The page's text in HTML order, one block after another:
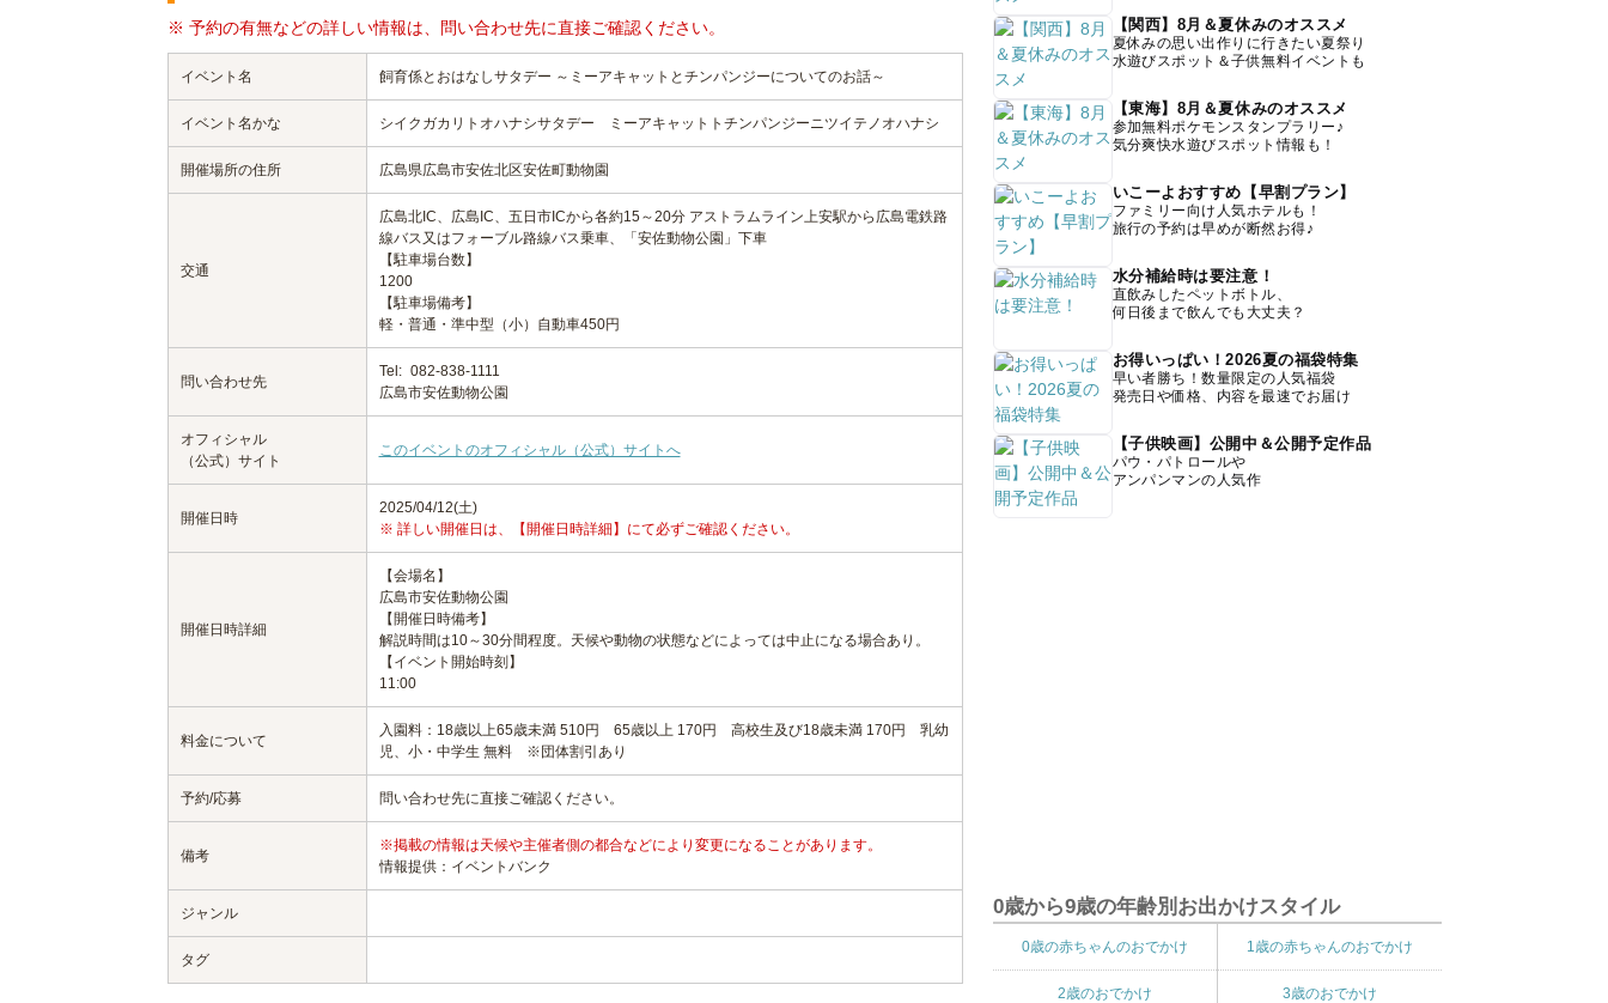
※ 予約の有無などの詳しい情報は、問い合わせ先に直接ご確認ください。
イベント名 飼育係とおはなしサタデー ～ミーアキャットとチンパンジーについてのお話～
イベント名かな シイクガカリトオハナシサタデー ミーアキャットトチンパンジーニツイテノオハナシ
開催場所の住所 広島県広島市安佐北区安佐町動物園
交通
広島北IC、広島IC、五日市ICから各約15～20分 アストラムライン上安駅から広島電鉄路
線バス又はフォーブル路線バス乗車、「安佐動物公園」下車
【駐車場台数】
1200
【駐車場備考】
軽・普通・準中型（小）自動車450円
問い合わせ先
Tel: 082-838-1111
広島市安佐動物公園
オフィシャル
（公式）サイト
このイベントのオフィシャル（公式）サイトへ
開催日時
2025/04/12(土)
※ 詳しい開催日は、【開催日時詳細】にて必ずご確認ください。
開催日時詳細
【会場名】
広島市安佐動物公園
【開催日時備考】
解説時間は10～30分間程度。天候や動物の状態などによっては中止になる場合あり。
【イベント開始時刻】
11:00
料金について
入園料：18歳以上65歳未満 510円 65歳以上 170円 高校生及び18歳未満 170円 乳幼
児、小・中学生 無料 ※団体割引あり
予約/応募 問い合わせ先に直接ご確認ください。
備考
※掲載の情報は天候や主催者側の都合などにより変更になることがあります。
情報提供：イベントバンク
ジャンル
タグ
【関西】8月＆夏休みのオススメ
夏休みの思い出作りに行きたい夏祭り
水遊びスポット＆子供無料イベントも
【東海】8月＆夏休みのオススメ
参加無料ポケモンスタンプラリー♪
気分爽快水遊びスポット情報も！
いこーよおすすめ【早割プラン】
ファミリー向け人気ホテルも！
旅行の予約は早めが断然お得♪
水分補給時は要注意！
直飲みしたペットボトル、
何日後まで飲んでも大丈夫？
お得いっぱい！2026夏の福袋特集
早い者勝ち！数量限定の人気福袋
発売日や価格、内容を最速でお届け
【子供映画】公開中＆公開予定作品
パウ・パトロールや
アンパンマンの人気作
0歳から9歳の年齢別お出かけスタイル
0歳の赤ちゃんのおでかけ 1歳の赤ちゃんのおでかけ
2歳のおでかけ 3歳のおでかけ